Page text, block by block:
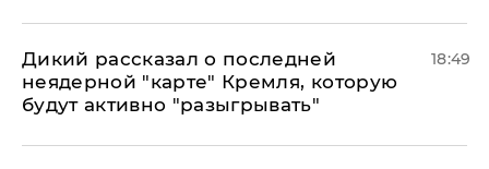
Дикий рассказал о последней
неядерной "карте" Кремля, которую
будут активно "разыгрывать"
18:49